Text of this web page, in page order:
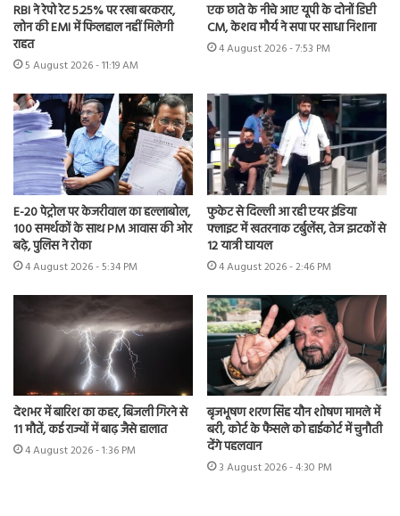
RBI ने रेपो रेट 5.25% पर रखा बरकरार,
लोन की EMI में फिलहाल नहीं मिलेगी
राहत
5 August 2026 - 11:19 AM
एक छाते के नीचे आए यूपी के दोनों डिप्टी
CM, केशव मौर्य ने सपा पर साधा निशाना
4 August 2026 - 7:53 PM
E-20 पेट्रोल पर केजरीवाल का हल्लाबोल,
100 समर्थकों के साथ PM आवास की ओर
बढ़े, पुलिस ने रोका
4 August 2026 - 5:34 PM
फुकेट से दिल्ली आ रही एयर इंडिया
फ्लाइट में खतरनाक टर्बुलेंस, तेज झटकों से
12 यात्री घायल
4 August 2026 - 2:46 PM
देशभर में बारिश का कहर, बिजली गिरने से
11 मौतें, कई राज्यों में बाढ़ जैसे हालात
4 August 2026 - 1:36 PM
बृजभूषण शरण सिंह यौन शोषण मामले में
बरी, कोर्ट के फैसले को हाईकोर्ट में चुनौती
देंगे पहलवान
3 August 2026 - 4:30 PM